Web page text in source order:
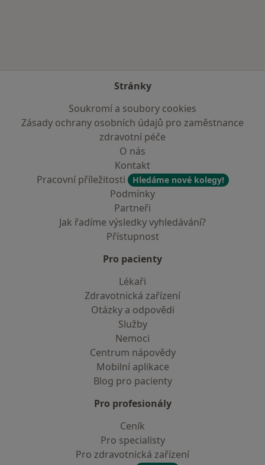
Stránky
Soukromí a soubory cookies
Zásady ochrany osobních údajů pro zaměstnance
zdravotní péče
O nás
Kontakt
Pracovní příležitosti
Hledáme nové kolegy!
Podmínky
Partneři
Jak řadíme výsledky vyhledávání?
Přístupnost
Pro pacienty
Lékaři
Zdravotnická zařízení
Otázky a odpovědi
Služby
Nemoci
Centrum nápovědy
Mobilní aplikace
Blog pro pacienty
Pro profesionály
Ceník
Pro specialisty
Pro zdravotnická zařízení